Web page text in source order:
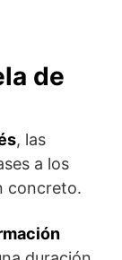
de
, las
a los
concreto.